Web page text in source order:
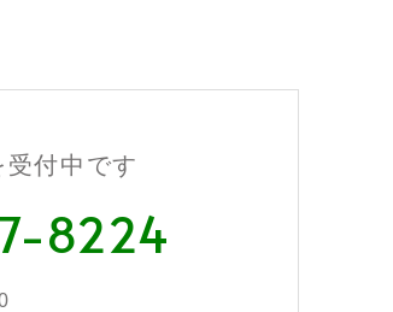
付中です
8224